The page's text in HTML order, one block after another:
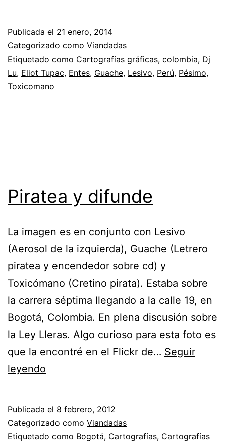
Bogotá,
entre
Colombia
Publicada el 21 enero, 2014
Categorizado como Viandadas
Etiquetado como Cartografías gráficas, colombia, Dj
Lu, Eliot Tupac, Entes, Guache, Lesivo, Perú, Pésimo,
Toxicomano
Piratea y difunde
La imagen es en conjunto con Lesivo
(Aerosol de la izquierda), Guache (Letrero
piratea y encendedor sobre cd) y
Toxicómano (Cretino pirata). Estaba sobre
la carrera séptima llegando a la calle 19, en
Bogotá, Colombia. En plena discusión sobre
la Ley Lleras. Algo curioso para esta foto es
que la encontré en el Flickr de… Seguir
leyendo
Publicada el 8 febrero, 2012
Categorizado como Viandadas
Etiquetado como Bogotá, Cartografías, Cartografías